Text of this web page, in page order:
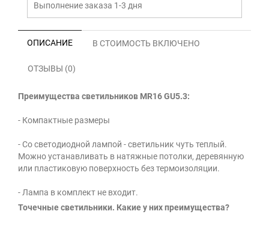
Выполнение заказа 1-3 дня
ОПИСАНИЕ В СТОИМОСТЬ ВКЛЮЧЕНО
ОТЗЫВЫ (0)
Преимущества светильников MR16 GU5.3:
- Компактные размеры
- Со светодиодной лампой - светильник чуть теплый.
Можно устанавливать в натяжные потолки, деревянную
или пластиковую поверхность без термоизоляции.
- Лампа в комплект не входит.
Точечные светильники. Какие у них преимущества?